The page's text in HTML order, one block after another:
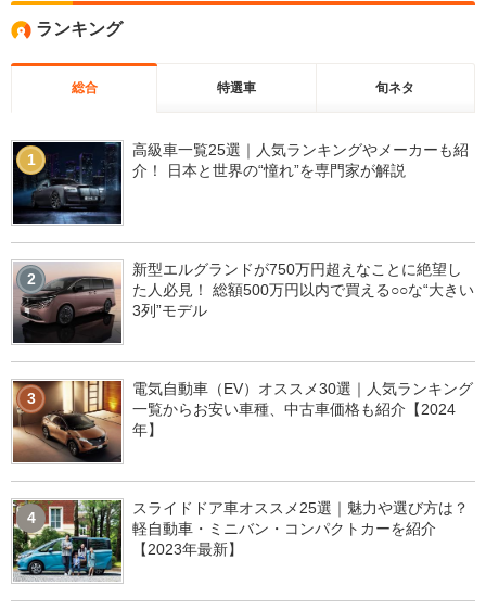
ランキング
総合 特選車 旬ネタ
1
高級車一覧25選｜人気ランキングやメーカーも紹
介！ 日本と世界の“憧れ”を専門家が解説
2
新型エルグランドが750万円超えなことに絶望し
た人必見！ 総額500万円以内で買える○○な“大きい
3列”モデル
3
電気自動車（EV）オススメ30選｜人気ランキング
一覧からお安い車種、中古車価格も紹介【2024
年】
4
スライドドア車オススメ25選｜魅力や選び方は？
軽自動車・ミニバン・コンパクトカーを紹介
【2023年最新】